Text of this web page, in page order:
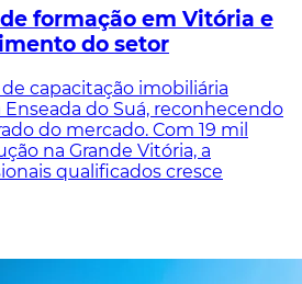
formação em Vitória e
do setor
capacitação imobiliária
do Suá, reconhecendo
do mercado. Com 19 mil
na Grande Vitória, a
qualificados cresce